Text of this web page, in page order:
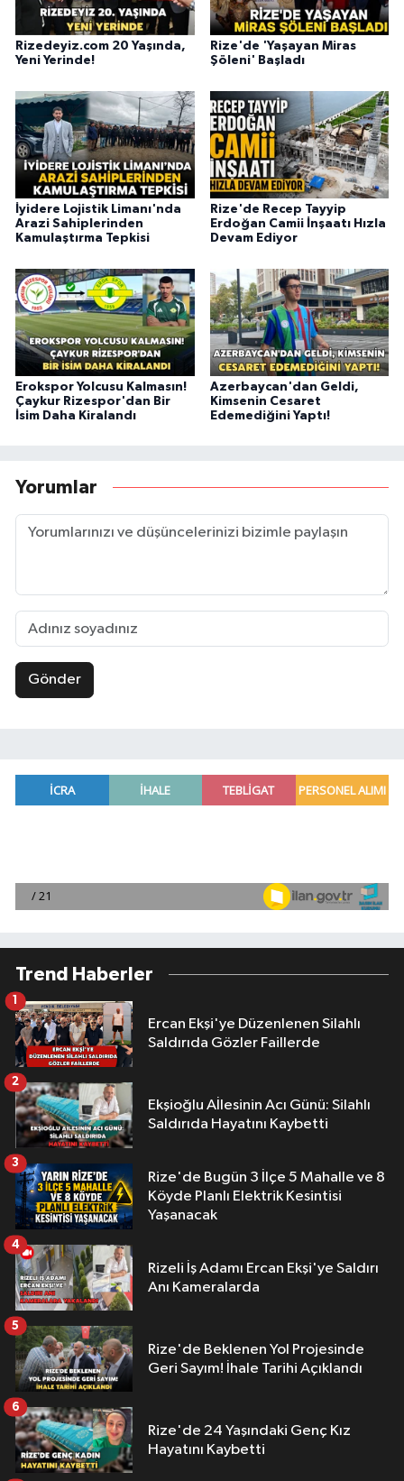
Rizedeyiz.com 20 Yaşında,
Yeni Yerinde!
Rize'de 'Yaşayan Miras
Şöleni' Başladı
İyidere Lojistik Limanı'nda
Arazi Sahiplerinden
Kamulaştırma Tepkisi
Rize'de Recep Tayyip
Erdoğan Camii İnşaatı Hızla
Devam Ediyor
Erokspor Yolcusu Kalmasın!
Çaykur Rizespor'dan Bir
İsim Daha Kiralandı
Azerbaycan'dan Geldi,
Kimsenin Cesaret
Edemediğini Yaptı!
Yorumlar
Gönder
Trend Haberler
Ercan Ekşi'ye Düzenlenen Silahlı
Saldırıda Gözler Faillerde
1
Ekşioğlu Aİlesinin Acı Günü: Silahlı
Saldırıda Hayatını Kaybetti
2
Rize'de Bugün 3 İlçe 5 Mahalle ve 8
Köyde Planlı Elektrik Kesintisi
Yaşanacak
3
Rizeli İş Adamı Ercan Ekşi'ye Saldırı
Anı Kameralarda
4
Rize'de Beklenen Yol Projesinde
Geri Sayım! İhale Tarihi Açıklandı
5
Rize'de 24 Yaşındaki Genç Kız
Hayatını Kaybetti
6